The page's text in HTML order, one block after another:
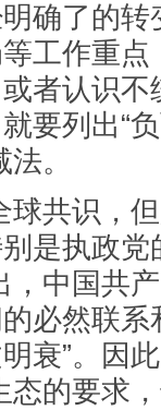
明确了的
工作重点
者认识
要列出“
。
球共识，
是执政
，中国共
必然联系
衰”。因
态的要求